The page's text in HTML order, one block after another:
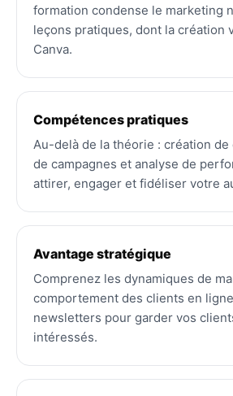
formation condense le marketing
leçons pratiques, dont la création
Canva.
Compétences pratiques
Au-delà de la théorie : création
de campagnes et analyse de
attirer, engager et fidéliser votre
Avantage stratégique
Comprenez les dynamiques de
comportement des clients en
newsletters pour garder vos
intéressés.